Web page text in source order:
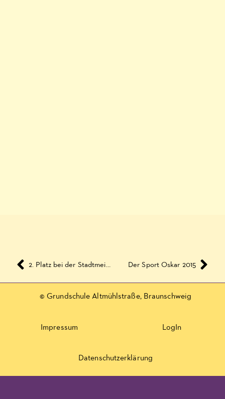
Der Sport Oskar 2015
© Grundschule Altmühlstraße, Braunschweig
Impressum LogIn
Datenschutzerklärung